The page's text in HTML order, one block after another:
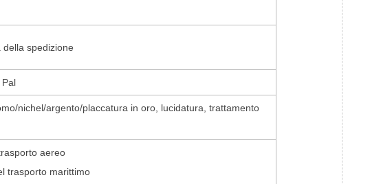
spedizione
nichel/argento/placcatura in oro, lucidatura, trattamento
aereo
trasporto marittimo